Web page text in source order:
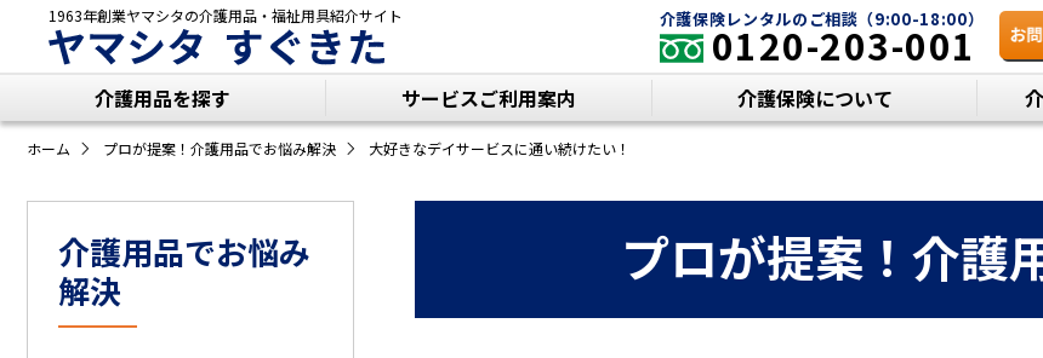
1963年創業ヤマシタの介護用品・福祉用具紹介サイト
ヤマシタ すぐきた 介護保険レンタルのご相談（9:00-18:00）
0120-203-001
介護用品を探す サービスご利用案内 介護保険について
ホーム プロが提案！介護用品でお悩み解決 大好きなデイサービスに通い続けたい！
介護用品でお悩み
解決
プロが提案！ 介護